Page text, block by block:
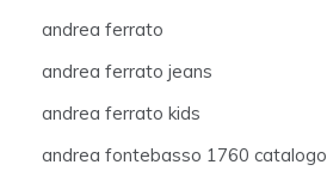
andrea ferrato
andrea ferrato jeans
andrea ferrato kids
andrea fontebasso 1760 catalogo